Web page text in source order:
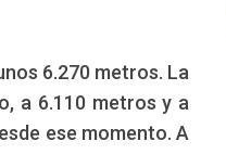
6.270 metros. La
a 6.110 metros y a
ese momento. A